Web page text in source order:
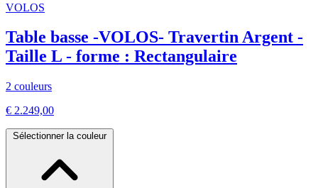
VOLOS
Table basse -VOLOS- Travertin Argent -
Taille L - forme : Rectangulaire
2 couleurs
€ 2.249,00
Sélectionner la couleur